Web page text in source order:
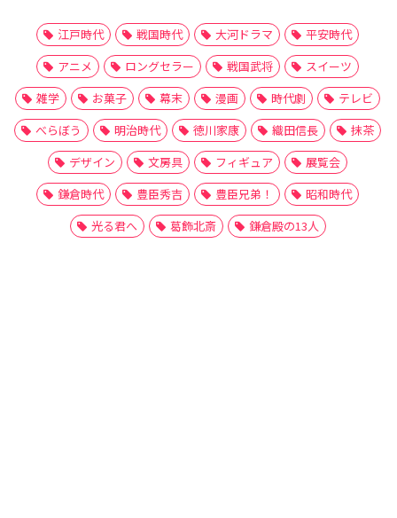
江戸時代 戦国時代 大河ドラマ
平安時代
アニメ
ロングセラー 戦国武将
スイーツ
雑学
お菓子 幕末 漫画 時代劇
テレビ
べらぼう
明治時代 徳川家康 織田信長
抹茶
デザイン
文房具 フィギュア
展覧会
鎌倉時代
豊臣秀吉 豊臣兄弟！
昭和時代
光る君へ
葛飾北斎 鎌倉殿の13人